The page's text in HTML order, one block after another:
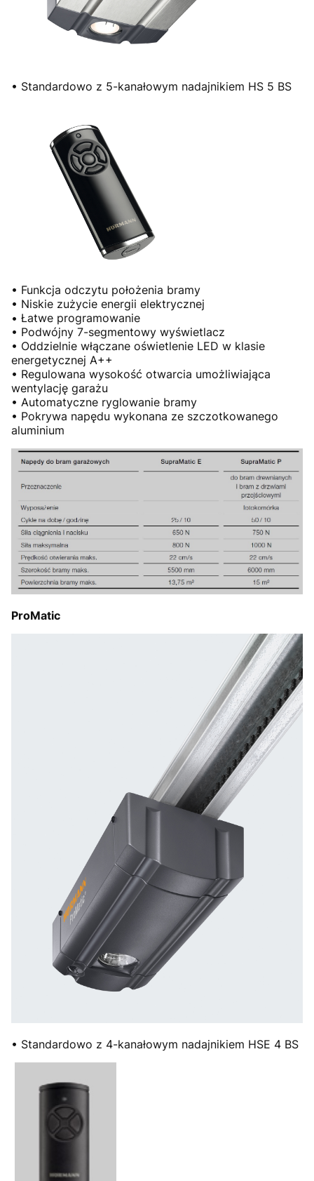
• Standardowo z 5-kanałowym nadajnikiem HS 5 BS
• Funkcja odczytu położenia bramy
• Niskie zużycie energii elektrycznej
• Łatwe programowanie
• Podwójny 7-segmentowy wyświetlacz
• Oddzielnie włączane oświetlenie LED w klasie
energetycznej A++
• Regulowana wysokość otwarcia umożliwiająca
wentylację garażu
• Automatyczne ryglowanie bramy
• Pokrywa napędu wykonana ze szczotkowanego
aluminium
ProMatic
• Standardowo z 4-kanałowym nadajnikiem HSE 4 BS